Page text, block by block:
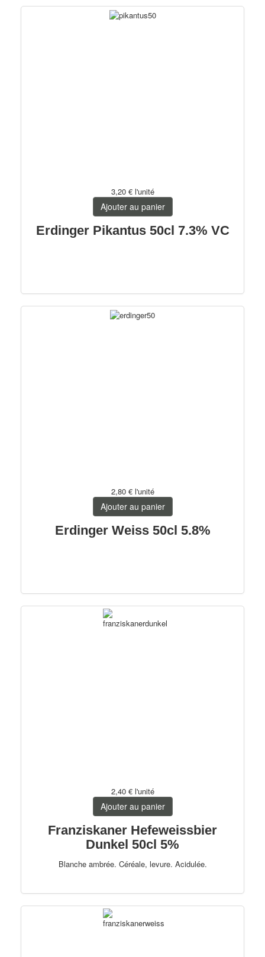
3,20 € l'unité
Ajouter au panier
Erdinger Pikantus 50cl 7.3% VC
2,80 € l'unité
Ajouter au panier
Erdinger Weiss 50cl 5.8%
2,40 € l'unité
Ajouter au panier
Franziskaner Hefeweissbier
Dunkel 50cl 5%
Blanche ambrée. Céréale, levure. Acidulée.